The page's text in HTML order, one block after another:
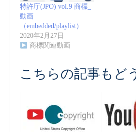
特許庁(JPO) vol.9 商標_
動画
（embedded/playlist）
2020年2月27日
商標関連動画
こちらの記事もど